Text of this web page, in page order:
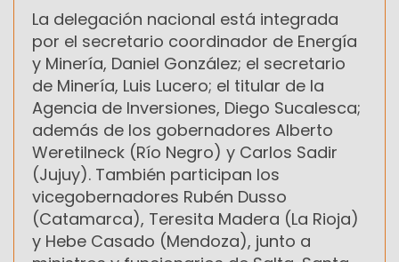
La delegación nacional está integrada
por el secretario coordinador de Energía
y Minería, Daniel González; el secretario
de Minería, Luis Lucero; el titular de la
Agencia de Inversiones, Diego Sucalesca;
además de los gobernadores Alberto
Weretilneck (Río Negro) y Carlos Sadir
(Jujuy). También participan los
vicegobernadores Rubén Dusso
(Catamarca), Teresita Madera (La Rioja)
y Hebe Casado (Mendoza), junto a